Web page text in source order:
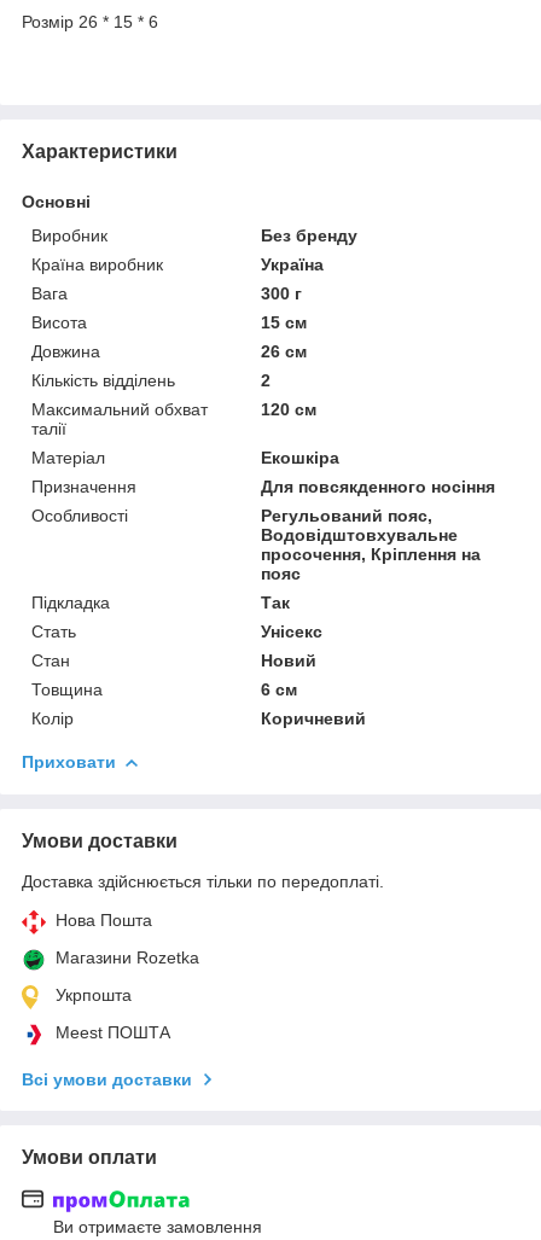
Розмір 26 * 15 * 6
Характеристики
Основні
Виробник
Без бренду
Країна виробник
Україна
Вага
300 г
Висота
15 см
Довжина
26 см
Кількість відділень
2
Максимальний обхват
талії
120 см
Матеріал
Екошкіра
Призначення
Для повсякденного носіння
Особливості
Регульований пояс,
Водовідштовхувальне
просочення, Кріплення на
пояс
Підкладка
Так
Стать
Унісекс
Стан
Новий
Товщина
6 см
Колір
Коричневий
Приховати
Умови доставки
Доставка здійснюється тільки по передоплаті.
Нова Пошта
Магазини Rozetka
Укрпошта
Meest ПОШТА
Всі умови доставки
Умови оплати
Ви отримаєте замовлення